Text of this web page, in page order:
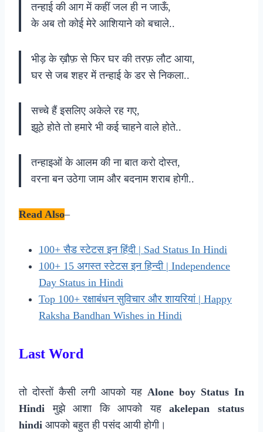
तन्हाई की आग में कहीं जल ही न जाऊँ,
के अब तो कोई मेरे आशियाने को बचाले..
भीड़ के ख़ौफ़ से फिर घर की तरफ़ लौट आया,
घर से जब शहर में तन्हाई के डर से निकला..
सच्चे हैं इसलिए अकेले रह गए,
झूठे होते तो हमारे भी कई चाहने वाले होते..
तन्हाइओं के आलम की ना बात करो दोस्त,
वरना बन उठेगा जाम और बदनाम शराब होगी..
Read Also–
100+ सैड स्टेटस इन हिंदी | Sad Status In Hindi
100+ 15 अगस्त स्टेटस इन हिन्दी | Independence
Day Status in Hindi
Top 100+ रक्षाबंधन सुविचार और शायरियां | Happy
Raksha Bandhan Wishes in Hindi
Last Word
तो दोस्तों कैसी लगी आपको यह Alone boy Status In
Hindi मुझे आशा कि आपको यहakelepan status
hindi आपको बहुत ही पसंद आयी होगी।